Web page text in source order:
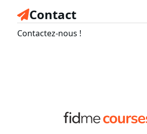
Contact
Contactez-nous !